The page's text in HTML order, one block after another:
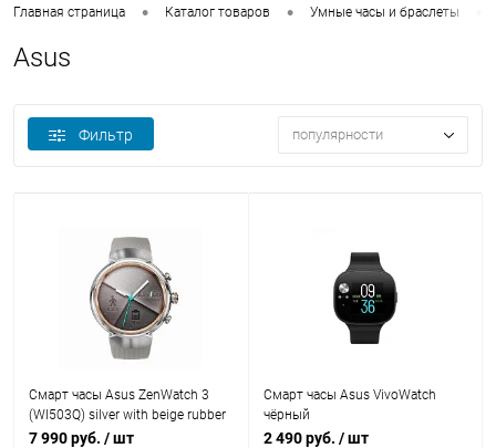
Главная страница • Каталог товаров • Умные часы и браслеты
Asus
Фильтр популярности
Смарт часы Asus ZenWatch 3
(WI503Q) silver with beige rubber
7 990 руб. / шт
Смарт часы Asus VivoWatch
чёрный
2 490 руб. / шт